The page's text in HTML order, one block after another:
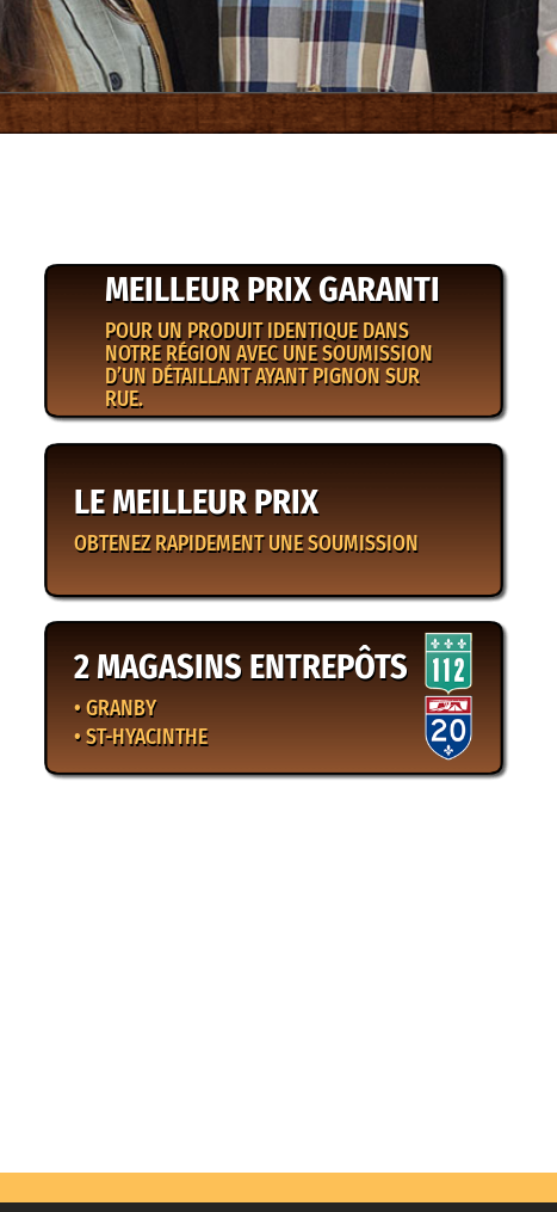
MEILLEUR PRIX GARANTI
POUR UN PRODUIT IDENTIQUE DANS
NOTRE RÉGION AVEC UNE SOUMISSION
D’UN DÉTAILLANT AYANT PIGNON SUR
RUE.
LE MEILLEUR PRIX
OBTENEZ RAPIDEMENT UNE SOUMISSION
2 MAGASINS ENTREPÔTS
• GRANBY
• ST-HYACINTHE